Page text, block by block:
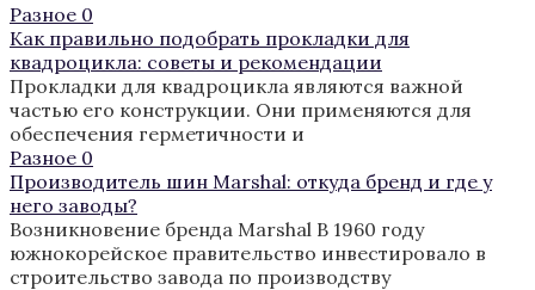
Разное 0
Как правильно подобрать прокладки для
квадроцикла: советы и рекомендации
Прокладки для квадроцикла являются важной
частью его конструкции. Они применяются для
обеспечения герметичности и
Разное 0
Производитель шин Marshal: откуда бренд и где у
него заводы?
Возникновение бренда Marshal В 1960 году
южнокорейское правительство инвестировало в
строительство завода по производству